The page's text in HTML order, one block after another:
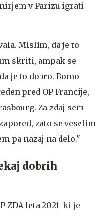
v Parizu igrati
Mislim, da je to
skriti, ampak se
je to dobro. Bomo
pred OP Francije,
Za zdaj sem
zato se veselim
pa nazaj na delo."
dobrih
ZDA leta 2021, ki je